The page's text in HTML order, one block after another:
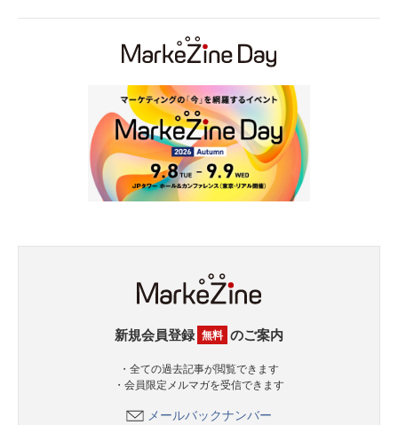
新規会員登録 無料 のご案内
・全ての過去記事が閲覧できます
・会員限定メルマガを受信できます
メールバックナンバー